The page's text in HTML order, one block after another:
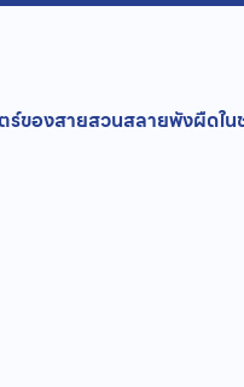
ร์ของสายสวนสลายพังผืดใ